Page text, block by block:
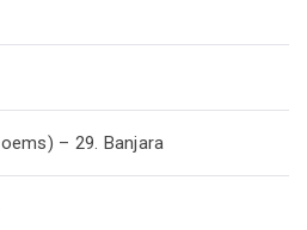
– 29. Banjara